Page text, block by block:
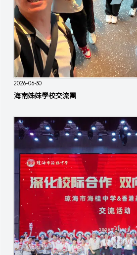
2026-06-30
海南姊妹學校交流團